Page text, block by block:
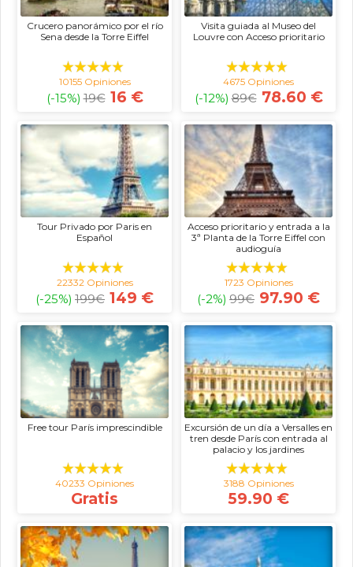
Crucero panorámico por el río
Sena desde la Torre Eiffel
10155 Opiniones
(-15%) 19€ 16 €
Visita guiada al Museo del
Louvre con Acceso prioritario
4675 Opiniones
(-12%) 89€ 78.60 €
Tour Privado por Paris en
Español
22332 Opiniones
(-25%) 199€ 149 €
Acceso prioritario y entrada a la
3ª Planta de la Torre Eiffel con
audioguía
1723 Opiniones
(-2%) 99€ 97.90 €
Free tour París imprescindible
40233 Opiniones
Gratis
Excursión de un día a Versalles en
tren desde París con entrada al
palacio y los jardines
3188 Opiniones
59.90 €